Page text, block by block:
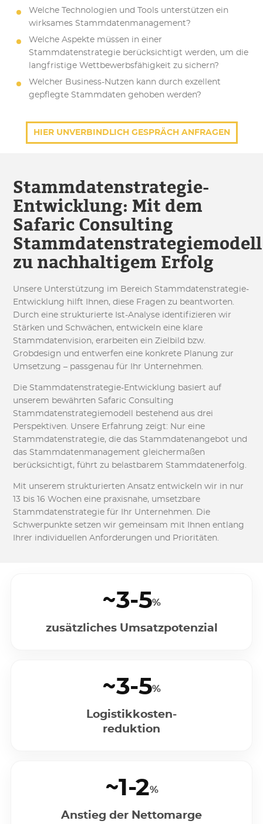
Welche Technologien und Tools unterstützen ein
wirksames Stammdatenmanagement?
Welche Aspekte müssen in einer
Stammdatenstrategie berücksichtigt werden, um die
langfristige Wettbewerbsfähigkeit zu sichern?
Welcher Business-Nutzen kann durch exzellent
gepflegte Stammdaten gehoben werden?
HIER UNVERBINDLICH GESPRÄCH ANFRAGEN
Stammdatenstrategie-
Entwicklung: Mit dem
Safaric Consulting
Stammdatenstrategiemodell
zu nachhaltigem Erfolg
Unsere Unterstützung im Bereich Stammdatenstrategie-
Entwicklung hilft Ihnen, diese Fragen zu beantworten.
Durch eine strukturierte Ist-Analyse identifizieren wir
Stärken und Schwächen, entwickeln eine klare
Stammdatenvision, erarbeiten ein Zielbild bzw.
Grobdesign und entwerfen eine konkrete Planung zur
Umsetzung – passgenau für Ihr Unternehmen.
Die Stammdatenstrategie-Entwicklung basiert auf
unserem bewährten Safaric Consulting
Stammdatenstrategiemodell bestehend aus drei
Perspektiven. Unsere Erfahrung zeigt: Nur eine
Stammdatenstrategie, die das Stammdatenangebot und
das Stammdatenmanagement gleichermaßen
berücksichtigt, führt zu belastbarem Stammdatenerfolg.
Mit unserem strukturierten Ansatz entwickeln wir in nur
13 bis 16 Wochen eine praxisnahe, umsetzbare
Stammdatenstrategie für Ihr Unternehmen. Die
Schwerpunkte setzen wir gemeinsam mit Ihnen entlang
Ihrer individuellen Anforderungen und Prioritäten.
~3-5%
zusätzliches Umsatzpotenzial
~3-5%
Logistikkosten-
reduktion
~1-2%
Anstieg der Nettomarge